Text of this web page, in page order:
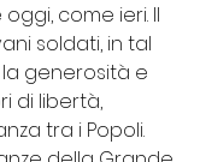
come ieri. Il
soldati, in tal
generosità e
di libertà,
tra i Popoli.